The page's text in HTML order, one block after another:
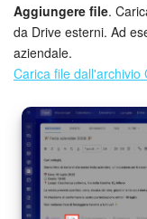
Aggiungere file.
da Drive esterni. Ad
aziendale.
Carica file dall'archivio